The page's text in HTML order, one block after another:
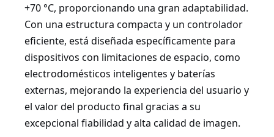
+70 °C, proporcionando una gran adaptabilidad.
Con una estructura compacta y un controlador
eficiente, está diseñada específicamente para
dispositivos con limitaciones de espacio, como
electrodomésticos inteligentes y baterías
externas, mejorando la experiencia del usuario y
el valor del producto final gracias a su
excepcional fiabilidad y alta calidad de imagen.